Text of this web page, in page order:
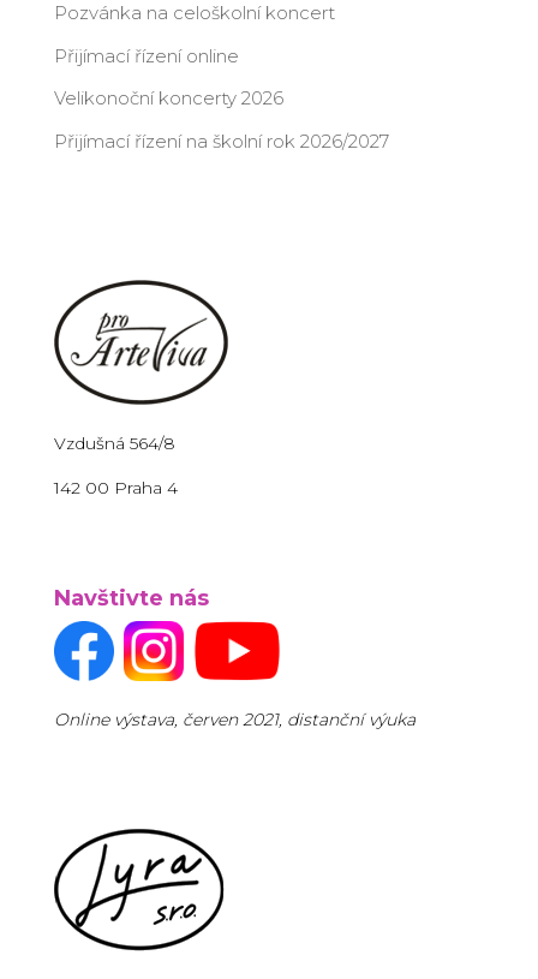
Pozvánka na celoškolní koncert
Přijímací řízení online
Velikonoční koncerty 2026
Přijímací řízení na školní rok 2026/2027
Vzdušná 564/8
142 00 Praha 4
Navštivte nás
Online výstava, červen 2021, distanční výuka